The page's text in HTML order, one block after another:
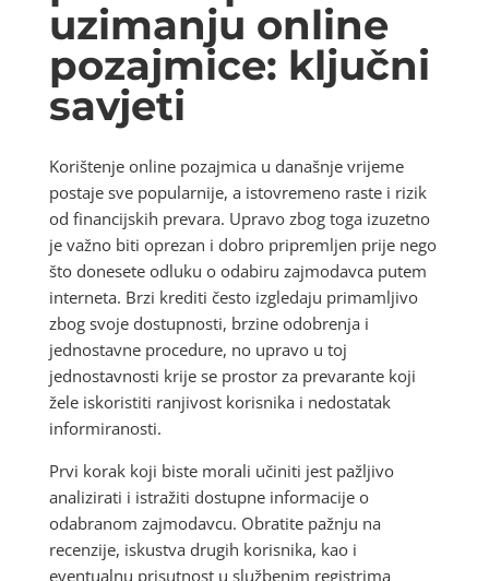
uzimanju online
pozajmice: ključni
savjeti
Korištenje online pozajmica u današnje vrijeme
postaje sve popularnije, a istovremeno raste i rizik
od financijskih prevara. Upravo zbog toga izuzetno
je važno biti oprezan i dobro pripremljen prije nego
što donesete odluku o odabiru zajmodavca putem
interneta. Brzi krediti često izgledaju primamljivo
zbog svoje dostupnosti, brzine odobrenja i
jednostavne procedure, no upravo u toj
jednostavnosti krije se prostor za prevarante koji
žele iskoristiti ranjivost korisnika i nedostatak
informiranosti.
Prvi korak koji biste morali učiniti jest pažljivo
analizirati i istražiti dostupne informacije o
odabranom zajmodavcu. Obratite pažnju na
recenzije, iskustva drugih korisnika, kao i
eventualnu prisutnost u službenim registrima